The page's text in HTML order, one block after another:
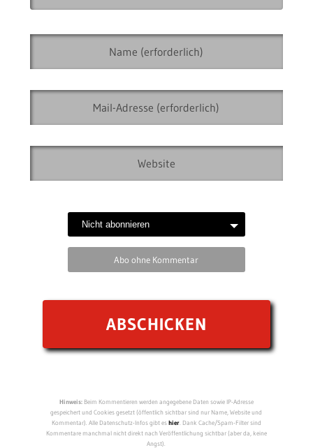
Abo ohne Kommentar
Hinweis:Beim Kommentieren werden angegebene Daten sowie IP-Adresse
gespeichert und Cookies gesetzt (öffentlich sichtbar sind nur Name, Website und
Kommentar). Alle Datenschutz-Infos gibt eshier. Dank Cache/Spam-Filter sind
Kommentare manchmal nicht direkt nach Veröffentlichung sichtbar (aber da, keine
Angst).